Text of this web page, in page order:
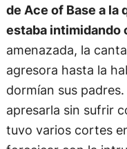
de Ace of Base a la
estaba intimidando
amenazada, la
agresora hasta la
dormían sus
apresarla sin sufrir
tuvo varios cortes